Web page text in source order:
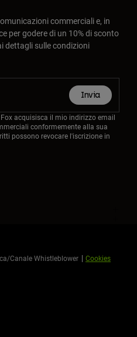
commerciali e, in
per godere di un 10% di sconto
dettagli sulle condizioni
Invia
acquisisca il mio indirizzo email
conformemente alla sua
possono revocare l'iscrizione in
Canale Whistleblower Cookies